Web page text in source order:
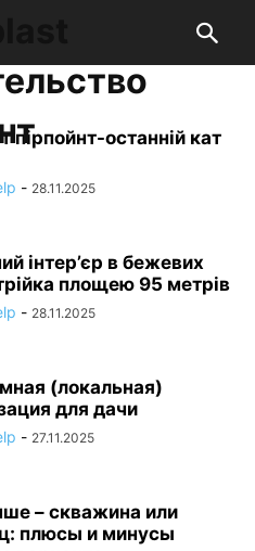
пірпойнт-останній кат
- 28.11.2025
інтер’єр в бежевих
площею 95 метрів
- 28.11.2025
(локальная)
для дачи
- 27.11.2025
– скважина или
плюсы и минусы